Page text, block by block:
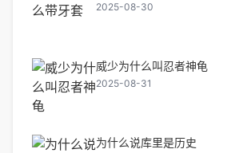
2025-08-30
威少为什么叫忍者神龟
2025-08-31
为什么说库里是历史